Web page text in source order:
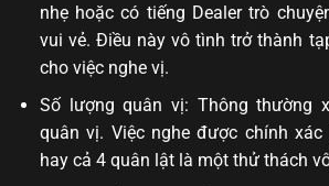
nhẹ hoặc có tiếng Dealer trò
vui vẻ. Điều này vô tình trở thành
cho việc nghe vị.
Số lượng quân vị: Thông thường
quân vị. Việc nghe được chính
hay cả 4 quân lật là một thử thách